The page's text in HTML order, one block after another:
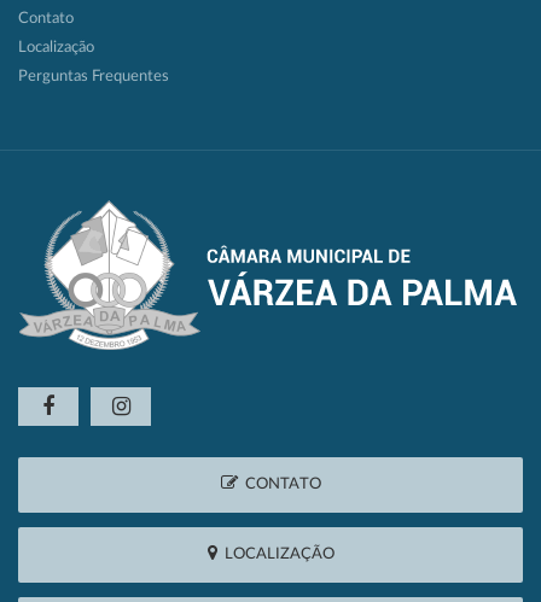
Contato
Localização
Perguntas Frequentes
CONTATO
LOCALIZAÇÃO